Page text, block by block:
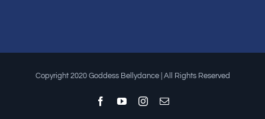
Copyright 2020 Goddess Bellydance | All Rights Reserved
FacebookYouTubeInstagram
Email